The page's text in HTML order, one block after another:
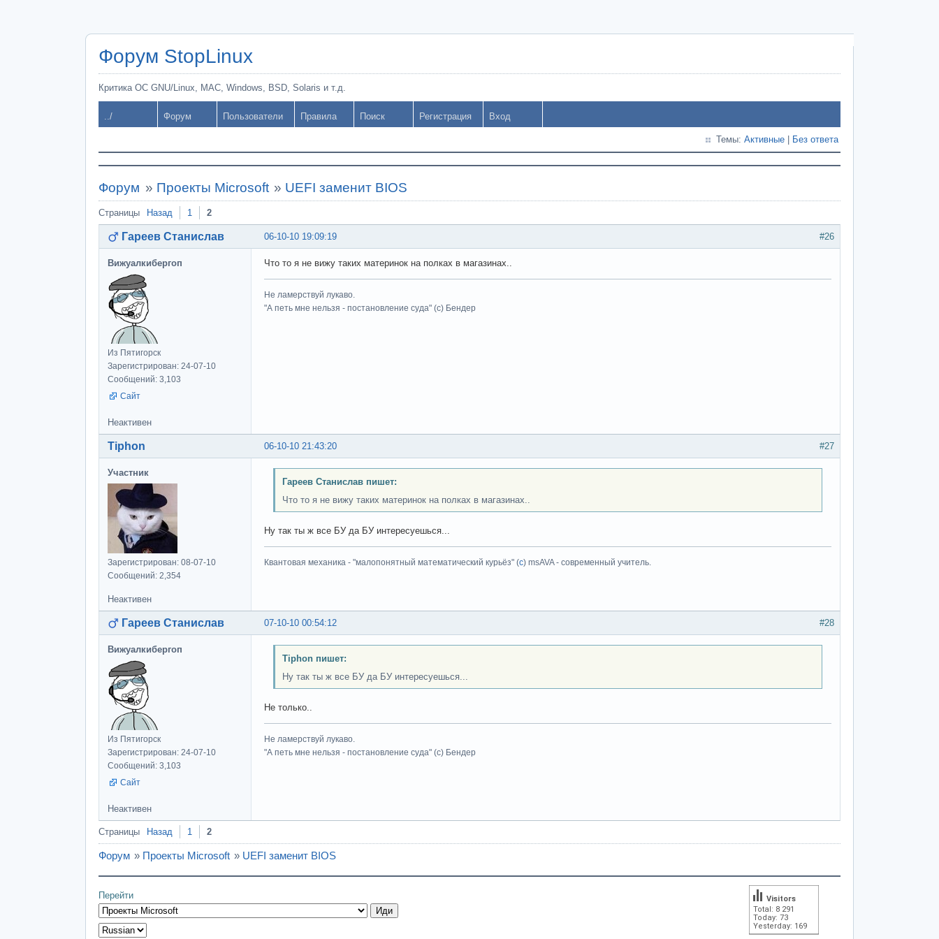
Форум StopLinux
Критика ОС GNU/Linux, MAC, Windows, BSD, Solaris и т.д.
../ Форум Пользователи Правила Поиск Регистрация Вход
Темы: Активные Без ответа
Форум » Проекты Microsoft » UEFI заменит BIOS
Страницы Назад 1 2
#26
06-10-10 19:09:19
Гареев Станислав
Вижуалкибергоп
Из Пятигорск
Зарегистрирован: 24-07-10
Сообщений: 3,103
Сайт
Что то я не вижу таких материнок на полках в магазинах..
Не ламерствуй лукаво.
"А петь мне нельзя - постановление суда" (с) Бендер
Неактивен
#27
06-10-10 21:43:20
Tiphon
Участник
Зарегистрирован: 08-07-10
Сообщений: 2,354
Гареев Станислав пишет:
Что то я не вижу таких материнок на полках в магазинах..
Ну так ты ж все БУ да БУ интересуешься...
Квантовая механика - "малопонятный математический курьёз" (с) msAVA - современный учитель.
Неактивен
#28
07-10-10 00:54:12
Гареев Станислав
Вижуалкибергоп
Из Пятигорск
Зарегистрирован: 24-07-10
Сообщений: 3,103
Сайт
Tiphon пишет:
Ну так ты ж все БУ да БУ интересуешься...
Не только..
Не ламерствуй лукаво.
"А петь мне нельзя - постановление суда" (с) Бендер
Неактивен
Страницы Назад 1 2
Форум » Проекты Microsoft » UEFI заменит BIOS
Перейти
Total: 8 291
Today: 73
Yesterday: 169
Visitors